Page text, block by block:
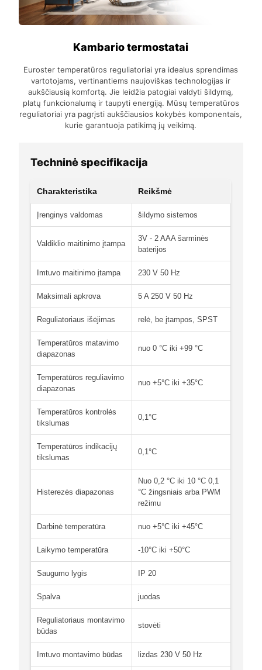
Kambario termostatai
Euroster temperatūros reguliatoriai yra idealus sprendimas
vartotojams, vertinantiems naujoviškas technologijas ir
aukščiausią komfortą. Jie leidžia patogiai valdyti šildymą,
platų funkcionalumą ir taupyti energiją. Mūsų temperatūros
reguliatoriai yra pagrįsti aukščiausios kokybės komponentais,
kurie garantuoja patikimą jų veikimą.
Techninė specifikacija
Charakteristika Reikšmė
Įrenginys valdomas šildymo sistemos
Valdiklio maitinimo įtampa
3V - 2 AAA šarminės
baterijos
Imtuvo maitinimo įtampa 230 V 50 Hz
Maksimali apkrova 5 A 250 V 50 Hz
Reguliatoriaus išėjimas relė, be įtampos, SPST
Temperatūros matavimo
diapazonas
nuo 0 °C iki +99 °C
Temperatūros reguliavimo
diapazonas
nuo +5°C iki +35°C
Temperatūros kontrolės
tikslumas
0,1°C
Temperatūros indikacijų
tikslumas
0,1°C
Histerezės diapazonas
Nuo 0,2 °C iki 10 °C 0,1
°C žingsniais arba PWM
režimu
Darbinė temperatūra nuo +5°C iki +45°C
Laikymo temperatūra -10°C iki +50°C
Saugumo lygis IP 20
Spalva juodas
Reguliatoriaus montavimo
būdas
stovėti
Imtuvo montavimo būdas lizdas 230 V 50 Hz